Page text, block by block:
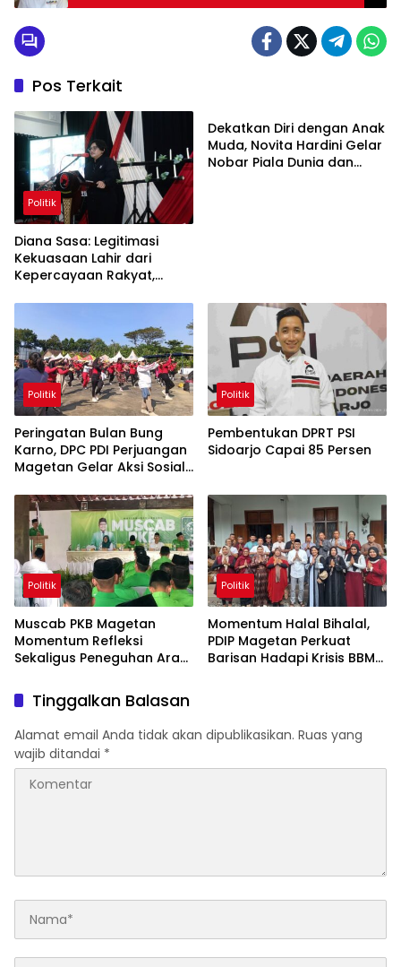
Pos Terkait
Politik
Diana Sasa: Legitimasi
Kekuasaan Lahir dari
Kepercayaan Rakyat,
Dekatkan Diri dengan Anak
Muda, Novita Hardini Gelar
Nobar Piala Dunia dan
Politik
Peringatan Bulan Bung
Karno, DPC PDI Perjuangan
Magetan Gelar Aksi Sosial
Pagelaran Budaya Hingga
Diskusi
Politik
Pembentukan DPRT PSI
Sidoarjo Capai 85 Persen
Politik
Muscab PKB Magetan
Momentum Refleksi
Sekaligus Peneguhan Arah
Politik
Momentum Halal Bihalal,
PDIP Magetan Perkuat
Barisan Hadapi Krisis BBM
Tinggalkan Balasan
Alamat email Anda tidak akan dipublikasikan. Ruas yang
wajib ditandai *